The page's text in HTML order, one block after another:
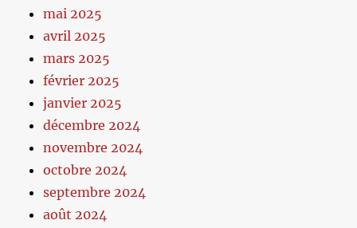
mai 2025
avril 2025
mars 2025
février 2025
janvier 2025
décembre 2024
novembre 2024
octobre 2024
septembre 2024
août 2024